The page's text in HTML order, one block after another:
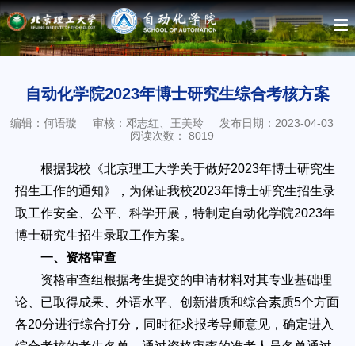
自动化学院2023年博士研究生综合考核方案
编辑：何语璇 审核：邓志红、王美玲
发布日期：2023-04-03
阅读次数： 8019
根据我校《北京理工大学关于做好2023年博士研究生
招生工作的通知》，为保证我校2023年博士研究生招生录
取工作安全、公平、科学开展，特制定自动化学院2023年
博士研究生招生录取工作方案。
一、资格审查
资格审查组根据考生提交的申请材料对其专业基础理
论、已取得成果、外语水平、创新潜质和综合素质5个方面
各20分进行综合打分，同时征求报考导师意见，确定进入